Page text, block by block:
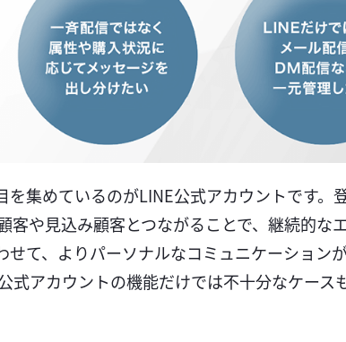
集めているのがLINE公式アカウントです。
客や見込み顧客とつながることで、継続的な
て、よりパーソナルなコミュニケーションが
アカウントの機能だけでは不十分なケース